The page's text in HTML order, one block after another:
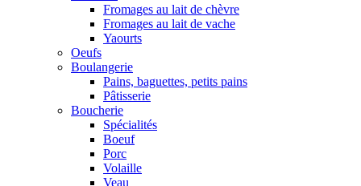
Fromages au lait de chèvre
Fromages au lait de vache
Yaourts
Oeufs
Boulangerie
Pains, baguettes, petits pains
Pâtisserie
Boucherie
Spécialités
Boeuf
Porc
Volaille
Veau